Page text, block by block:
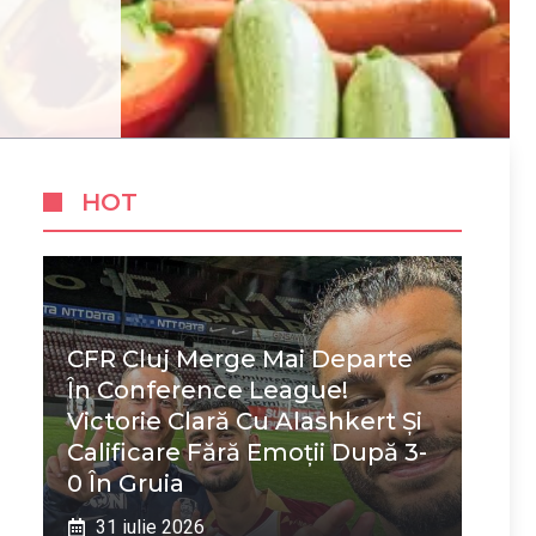
HOT
CFR Cluj Merge Mai Departe
În Conference League!
Victorie Clară Cu Alashkert Și
Calificare Fără Emoții După 3-
0 În Gruia
31 iulie 2026